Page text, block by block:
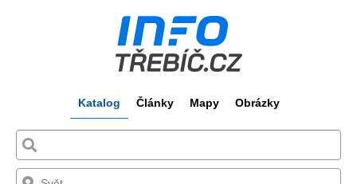
Katalog Články Mapy Obrázky